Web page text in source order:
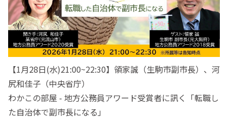
【1月28日(水)21:00~22:30】領家誠（生駒市副市長）、河
尻和佳子（中央省庁）
わかこの部屋 - 地方公務員アワード受賞者に訊く「転職し
た自治体で副市長になる」